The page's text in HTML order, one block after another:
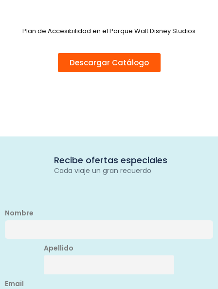
Plan de Accesibilidad en el Parque Walt Disney Studios
Descargar Catálogo
Recibe ofertas especiales
Cada viaje un gran recuerdo
Nombre
Apellido
Email